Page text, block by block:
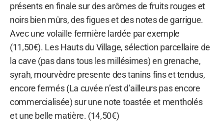
présents en finale sur des arômes de fruits rouges et
noirs bien mûrs, des figues et des notes de garrigue.
Avec une volaille fermière lardée par exemple
(11,50€). Les Hauts du Village, sélection parcellaire de
la cave (pas dans tous les millésimes) en grenache,
syrah, mourvèdre presente des tanins fins et tendus,
encore fermés (La cuvée n’est d’ailleurs pas encore
commercialisée) sur une note toastée et mentholés
et une belle matière. (14,50€)